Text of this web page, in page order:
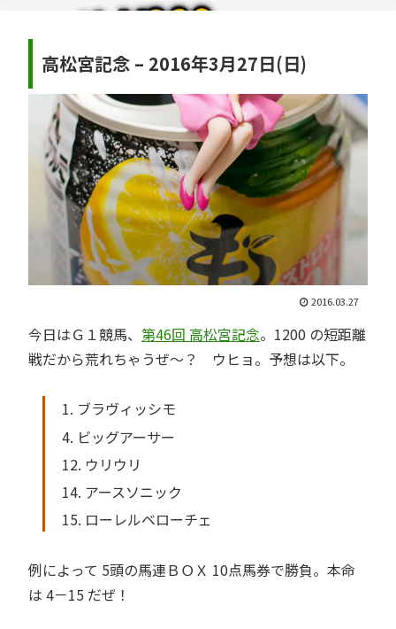
高松宮記念 – 2016年3月27日(日)
2016.03.27
今日はＧ１競馬、 第46回 高松宮記念。1200 の短距離
戦だから荒れちゃうぜ～？ ウヒョ。予想は以下。
1. ブラヴィッシモ
4. ビッグアーサー
12. ウリウリ
14. アースソニック
15. ローレルベローチェ
例によって 5頭の馬連ＢＯＸ 10点馬券で勝負。本命
は 4－15 だぜ！